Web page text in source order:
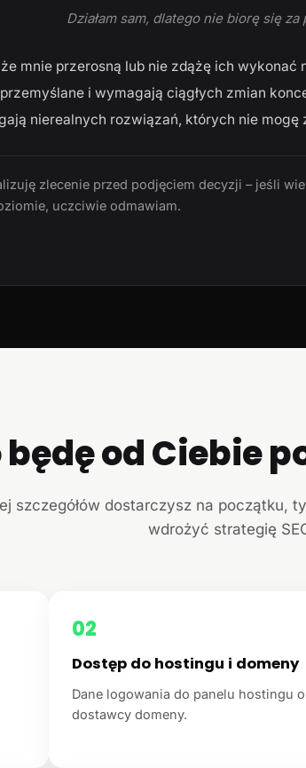
Działam sam, dlatego nie biorę się
mnie przerosną lub nie zdążę ich wykonać
i wymagają ciągłych zmian
nierealnych rozwiązań, których nie mogę
zlecenie przed podjęciem decyzji – jeśli
uczciwie odmawiam.
będę od Ciebie
szczegółów dostarczysz na początku,
wdrożyć strategię
02
Dostęp do hostingu i domeny
Dane logowania do panelu hostingu
dostawcy domeny.